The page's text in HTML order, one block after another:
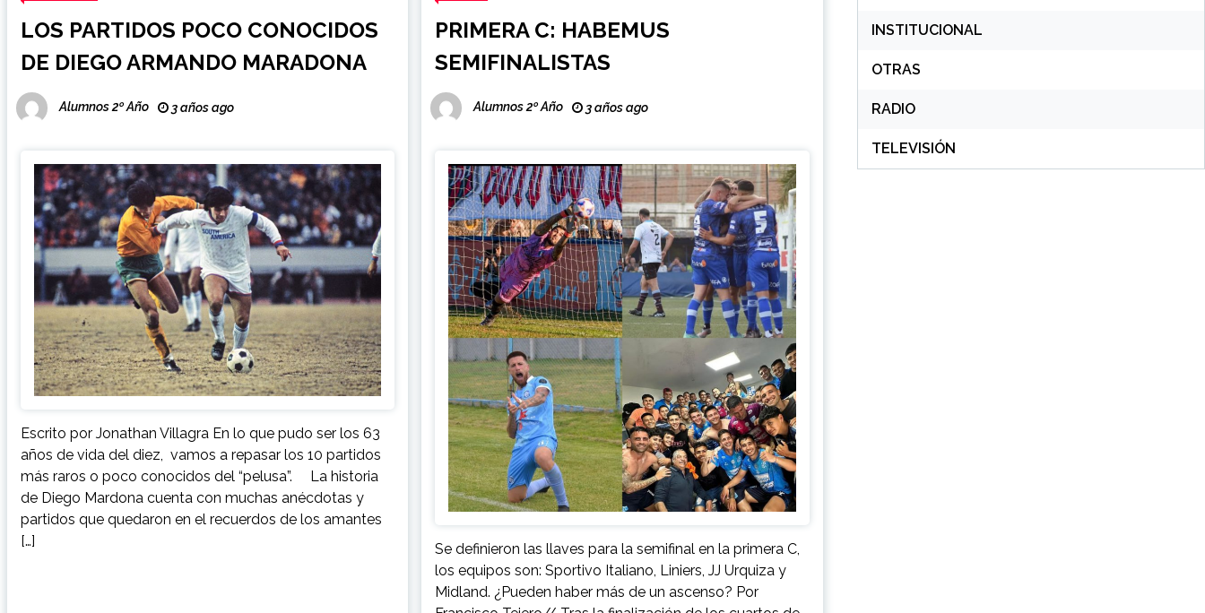
LOS PARTIDOS POCO CONOCIDOS
DE DIEGO ARMANDO MARADONA
Alumnos 2º Año 3 años ago
Escrito por Jonathan Villagra En lo que pudo ser los 63
años de vida del diez, vamos a repasar los 10 partidos
más raros o poco conocidos del “pelusa”. La historia
de Diego Mardona cuenta con muchas anécdotas y
partidos que quedaron en el recuerdos de los amantes
[…]
PRIMERA C: HABEMUS
SEMIFINALISTAS
Alumnos 2º Año 3 años ago
Se definieron las llaves para la semifinal en la primera C,
los equipos son: Sportivo Italiano, Liniers, JJ Urquiza y
Midland. ¿Pueden haber más de un ascenso? Por
INSTITUCIONAL
OTRAS
RADIO
TELEVISIÓN